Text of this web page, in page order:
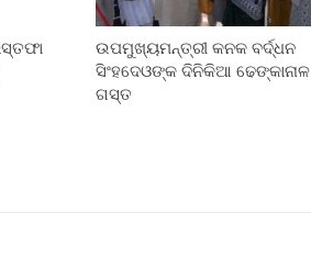
ଉପମୁଖ୍ୟମନ୍ତ୍ରୀ କନକ ବର୍ଦ୍ଧନ
ସିଂହଦେଓଙ୍କ ଦିନିକିଆ ଢେଙ୍କାନାଳ
ଗସ୍ତ